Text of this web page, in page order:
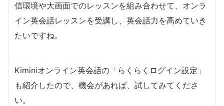
信環境や大画面でのレッスンを組み合わせて、オンラ
イン英会話レッスンを受講し、英会話力を高めていき
たいですね。
Kiminiオンライン英会話の「らくらくログイン設定」
も紹介したので、機会があれば、試してみてくださ
い。